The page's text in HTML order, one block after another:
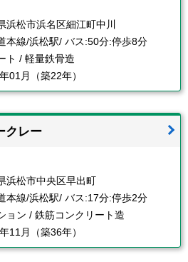
浜松市浜名区細江町中川
本線/浜松駅/ バス:50分:停歩8分
ト / 軽量鉄骨造
01月（築22年）
クレー
浜松市中央区早出町
本線/浜松駅/ バス:17分:停歩2分
ョン / 鉄筋コンクリート造
11月（築36年）